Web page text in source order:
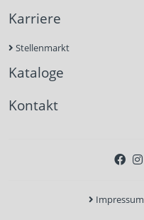
Karriere
Stellenmarkt
Kataloge
Kontakt
Impressum